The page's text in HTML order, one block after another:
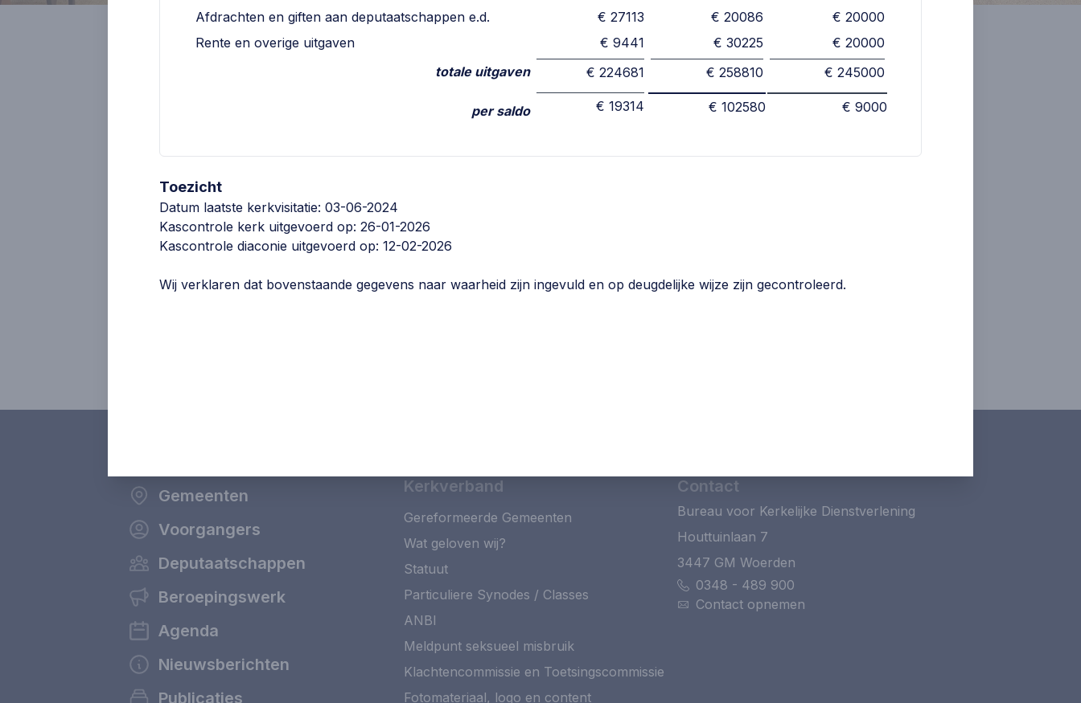
Toon historische gebouwen
H. den Hartog
J. Schouten
Koster (0418) 67 28 32
H. den Hartog
Preekregelaar (0418) 67 28 43
NL62 RABO 0310 3019 39
Gemeenten
Voorgangers
Deputaatschappen
Beroepingswerk
Agenda
Nieuwsberichten
Publicaties
Kerkverband
Gereformeerde Gemeenten
Wat geloven wij?
Statuut
Particuliere Synodes / Classes
ANBI
Meldpunt seksueel misbruik
Klachtencommissie en Toetsingscommissie
Fotomateriaal, logo en content
Contact
Bureau voor Kerkelijke Dienstverlening
Houttuinlaan 7
3447 GM Woerden
0348 - 489 900
Contact opnemen
Afdrachten en giften aan deputaatschappen e.d.
€ 27113 € 20086
€ 20000
Rente en overige uitgaven
€ 9441 € 30225
€ 20000
totale uitgaven
€ 224681 € 258810 € 245000
per saldo € 19314 € 102580 € 9000
Toezicht
Datum laatste kerkvisitatie: 03-06-2024
Kascontrole kerk uitgevoerd op: 26-01-2026
Kascontrole diaconie uitgevoerd op: 12-02-2026
Wij verklaren dat bovenstaande gegevens naar waarheid zijn ingevuld en op deugdelijke wijze zijn gecontroleerd.